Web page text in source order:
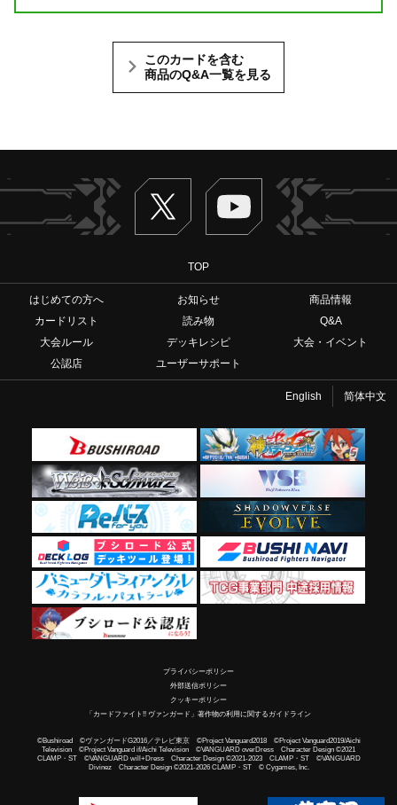
このカードを含む
商品のQ&A一覧を見る
Twitter ヴァンガードch
TOP
はじめての方へ お知らせ
商品情報
カードリスト
読み物
Q&A
大会ルール
デッキレシピ
大会・イベント
公認店
ユーザーサポート
English 简体中文
プライバシーポリシー
外部送信ポリシー
クッキーポリシー
「カードファイト!! ヴァンガード」著作物の利用に関するガイドライン
©Bushiroad ©ヴァンガードG2016／テレビ東京 ©Project Vanguard2018 ©Project Vanguard2019/Aichi
Television ©Project Vanguard if/Aichi Television ©VANGUARD overDress Character Design ©2021
CLAMP・ST ©VANGUARD will+Dress Character Design ©2021-2023 CLAMP・ST ©VANGUARD
Divinez Character Design ©2021-2026 CLAMP・ST © Cygames, Inc.